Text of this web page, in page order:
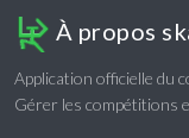
À propos
Application officielle du
Gérer les compétitions